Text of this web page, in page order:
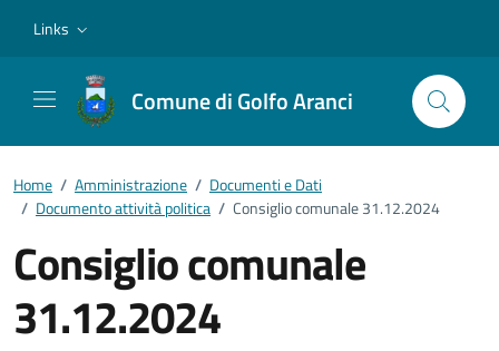
Links
Comune di Golfo Aranci
Home / Amministrazione / Documenti e Dati
/ Documento attività politica / Consiglio comunale 31.12.2024
Consiglio comunale
31.12.2024